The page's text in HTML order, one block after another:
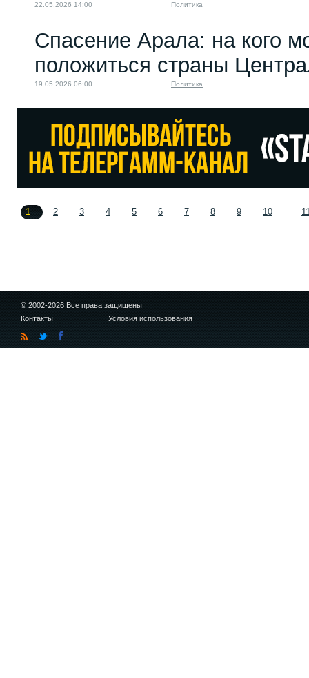
22.05.2026 14:00 Политика
Спасение Арала: на кого
положиться страны
19.05.2026 06:00 Политика
1 2 3 4 5 6 7 8 9 10
© 2002-2026 Все права защищены
Контакты
Условия использования